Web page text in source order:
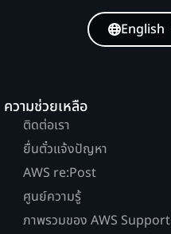
ความช่วยเหลือ
ติดต่อเรา
ยื่นตั๋วแจ้งปัญหา
AWS re:Post
ศูนย์ความรู้
ภาพรวมของ AWS Support
English